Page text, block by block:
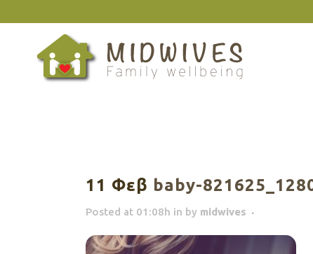
11 Φεβ baby-
Posted at 01:08h in by midwives